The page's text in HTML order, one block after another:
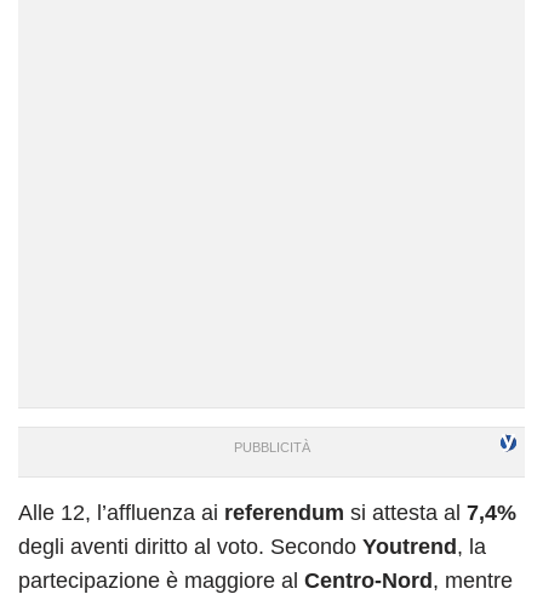
Alle 12, l’affluenza ai referendum si attesta al 7,4%
degli aventi diritto al voto. Secondo Youtrend, la
partecipazione è maggiore al Centro-Nord, mentre